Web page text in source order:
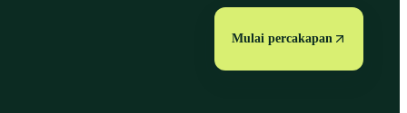
Mulai percakapan